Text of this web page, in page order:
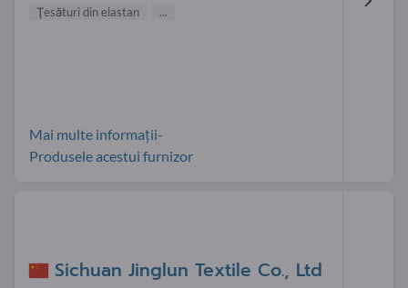
Ţesături din elastan ...
Mai multe informații-
Produsele acestui furnizor
Sichuan Jinglun Textile Co., Ltd